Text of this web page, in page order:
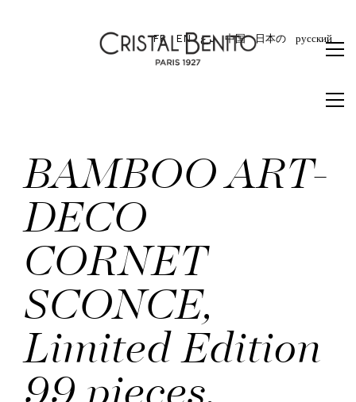
FR EN برع 中国 日本の русский
BAMBOO ART-
DECO
CORNET
SCONCE,
Limited Edition